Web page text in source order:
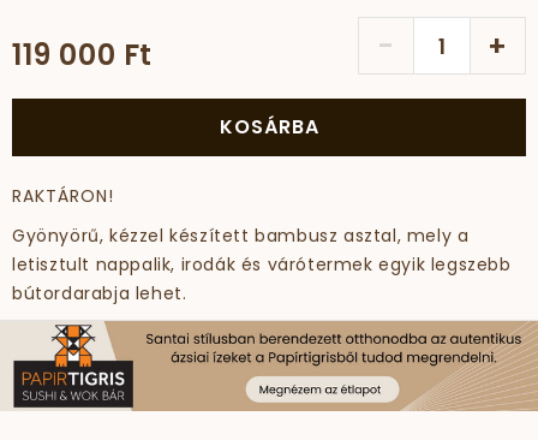
119 000 Ft - +
KOSÁRBA
RAKTÁRON!
Gyönyörű, kézzel készített bambusz asztal, mely a
letisztult nappalik, irodák és várótermek egyik legszebb
bútordarabja lehet.